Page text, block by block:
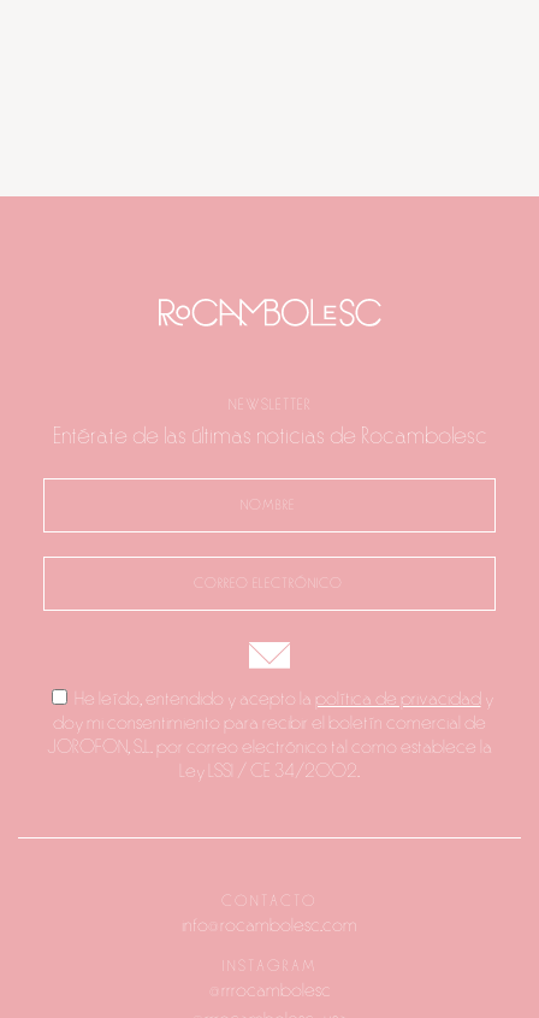
NEWSLETTER
Entérate de las últimas noticias de Rocambolesc
He leído, entendido y acepto la política de privacidad y
doy mi consentimiento para recibir el boletín comercial de
JOROFON, S.L. por correo electrónico tal como establece la
Ley LSSI / CE 34/2002.
CONTACTO
info@rocambolesc.com
INSTAGRAM
@rrrocambolesc